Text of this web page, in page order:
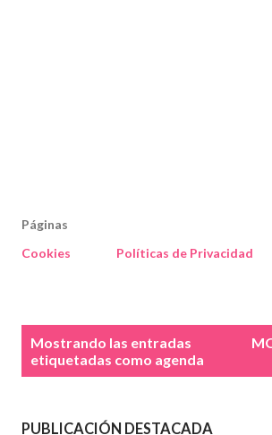
Páginas
Cookies
Políticas de Privacidad
Mostrando las entradas
etiquetadas como agenda
PUBLICACIÓN DESTACADA